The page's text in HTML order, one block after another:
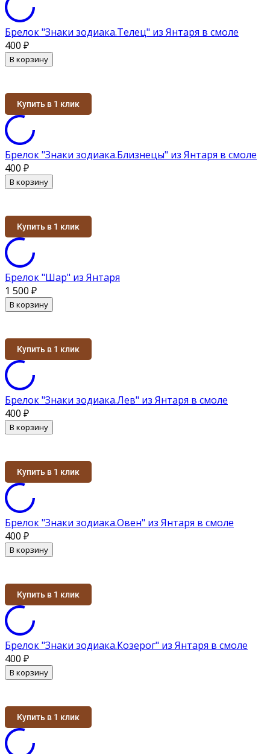
Брелок "Знаки зодиака.Телец" из Янтаря в смоле
400 ₽
В корзину
Купить в 1 клик
Брелок "Знаки зодиака.Близнецы" из Янтаря в смоле
400 ₽
В корзину
Купить в 1 клик
Брелок "Шар" из Янтаря
1 500 ₽
В корзину
Купить в 1 клик
Брелок "Знаки зодиака.Лев" из Янтаря в смоле
400 ₽
В корзину
Купить в 1 клик
Брелок "Знаки зодиака.Овен" из Янтаря в смоле
400 ₽
В корзину
Купить в 1 клик
Брелок "Знаки зодиака.Козерог" из Янтаря в смоле
400 ₽
В корзину
Купить в 1 клик